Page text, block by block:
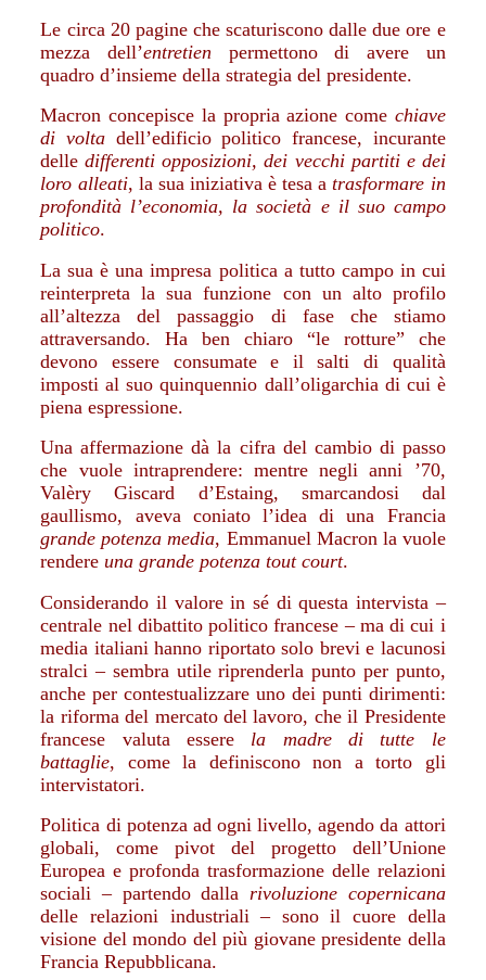
Le circa 20 pagine che scaturiscono dalle due ore e
mezza dell’entretien permettono di avere un
quadro d’insieme della strategia del presidente.
Macron concepisce la propria azione come chiave
di volta dell’edificio politico francese, incurante
delledifferenti opposizioni, dei vecchi partiti e dei
loro alleati, la sua iniziativa è tesa atrasformare in
profondità l’economia, la società e il suo campo
politico.
La sua è una impresa politica a tutto campo in cui
reinterpreta la sua funzione con un alto profilo
all’altezza del passaggio di fase che stiamo
attraversando. Ha ben chiaro “le rotture” che
devono essere consumate e il salti di qualità
imposti al suo quinquennio dall’oligarchia di cui è
piena espressione.
Una affermazione dà la cifra del cambio di passo
che vuole intraprendere: mentre negli anni ’70,
Valèry Giscard d’Estaing, smarcandosi dal
gaullismo, aveva coniato l’idea di una Francia
grande potenza media, Emmanuel Macron la vuole
rendere una grande potenza tout court.
Considerando il valore in sé di questa intervista –
centrale nel dibattito politico francese – ma di cui i
media italiani hanno riportato solo brevi e lacunosi
stralci – sembra utile riprenderla punto per punto,
anche per contestualizzare uno dei punti dirimenti:
la riforma del mercato del lavoro, che il Presidente
francese valuta essere la madre di tutte le
battaglie, come la definiscono non a torto gli
intervistatori.
Politica di potenza ad ogni livello, agendo da attori
globali, come pivot del progetto dell’Unione
Europea e profonda trasformazione delle relazioni
sociali – partendo dalla rivoluzione copernicana
delle relazioni industriali – sono il cuore della
visione del mondo del più giovane presidente della
Francia Repubblicana.